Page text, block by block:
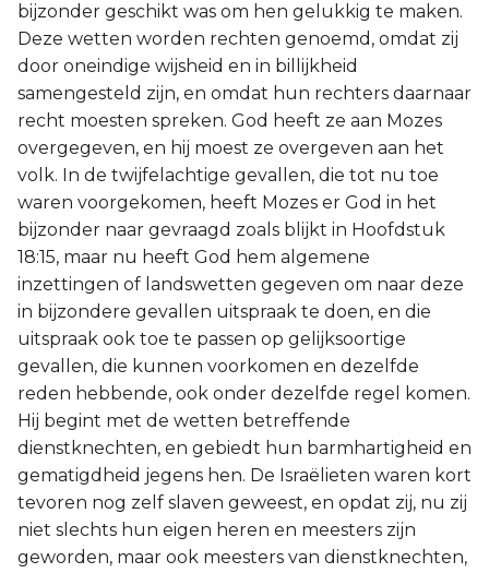
bijzonder geschikt was om hen gelukkig te maken.
Deze wetten worden rechten genoemd, omdat zij
door oneindige wijsheid en in billijkheid
samengesteld zijn, en omdat hun rechters daarnaar
recht moesten spreken. God heeft ze aan Mozes
overgegeven, en hij moest ze overgeven aan het
volk. In de twijfelachtige gevallen, die tot nu toe
waren voorgekomen, heeft Mozes er God in het
bijzonder naar gevraagd zoals blijkt in Hoofdstuk
18:15, maar nu heeft God hem algemene
inzettingen of landswetten gegeven om naar deze
in bijzondere gevallen uitspraak te doen, en die
uitspraak ook toe te passen op gelijksoortige
gevallen, die kunnen voorkomen en dezelfde
reden hebbende, ook onder dezelfde regel komen.
Hij begint met de wetten betreffende
dienstknechten, en gebiedt hun barmhartigheid en
gematigdheid jegens hen. De Israëlieten waren kort
tevoren nog zelf slaven geweest, en opdat zij, nu zij
niet slechts hun eigen heren en meesters zijn
geworden, maar ook meesters van dienstknechten,